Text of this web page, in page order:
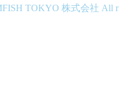
TOKYO 株式会社 All